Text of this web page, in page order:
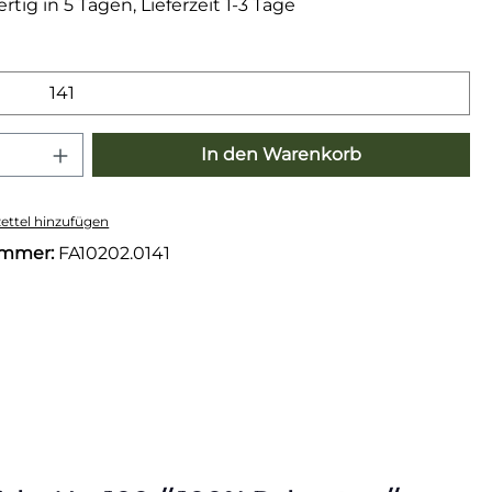
in 5 Tagen, Lieferzeit 1-3 Tage
141
Anzahl: Gib den gewünschten
In den Warenkorb
hinzufügen
FA10202.0141